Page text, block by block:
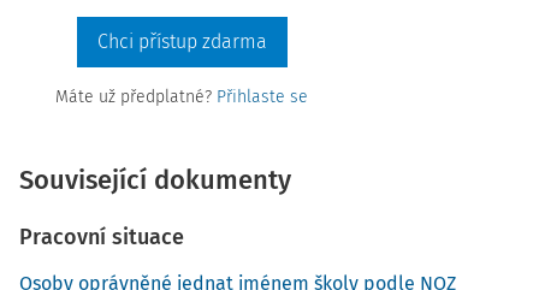
Chci přístup zdarma
Máte už předplatné? Přihlaste se
Související dokumenty
Pracovní situace
Osoby oprávněné jednat jménem školy podle NOZ